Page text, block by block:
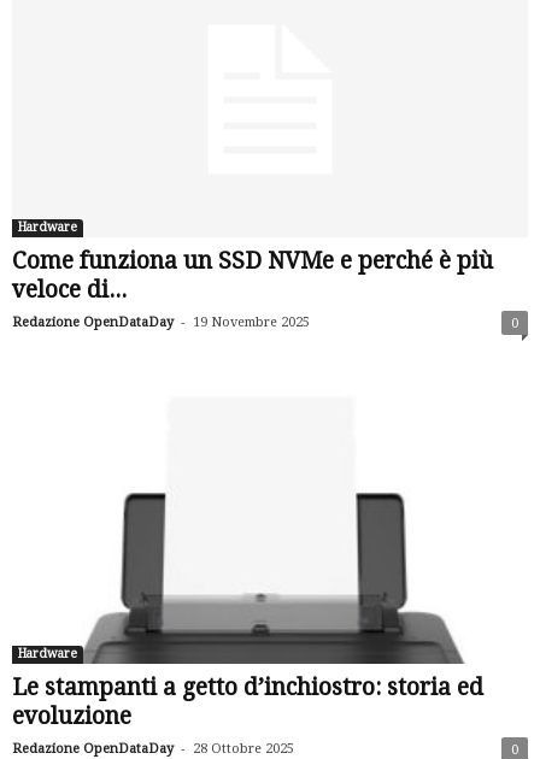
Hardware
Come funziona un SSD NVMe e perché è più
veloce di...
Redazione OpenDataDay - 19 Novembre 2025 0
Hardware
Le stampanti a getto d’inchiostro: storia ed
evoluzione
Redazione OpenDataDay - 28 Ottobre 2025 0